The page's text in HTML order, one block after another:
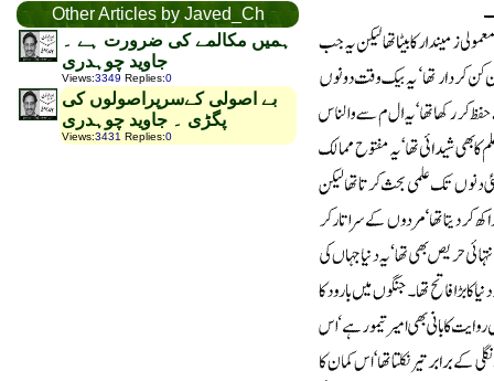
Other Articles by Javed_Ch
ہمیں مکالمے کی ضرورت ہے ۔
جاوید چوہدری
Views:3349 Replies:0
بے اصولی کےسرپراصولوں کی
پگڑی ۔ جاوید چوہدری
Views:3431 Replies:0